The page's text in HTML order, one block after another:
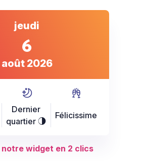
jeudi
6
août 2026
Dernier
quartierT
Félicissime
widget en 2 clics